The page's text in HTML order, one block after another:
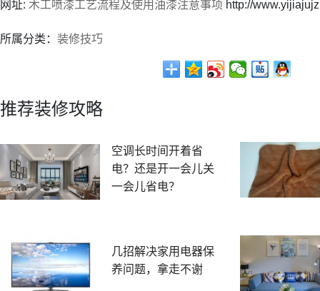
网址: 木工喷漆工艺流程及使用油漆注意事项 http://
所属分类： 装修技巧
推荐装修攻略
空调长时间开着省
电？还是开一会儿关
一会儿省电？
几招解决家用电器保
养问题，拿走不谢